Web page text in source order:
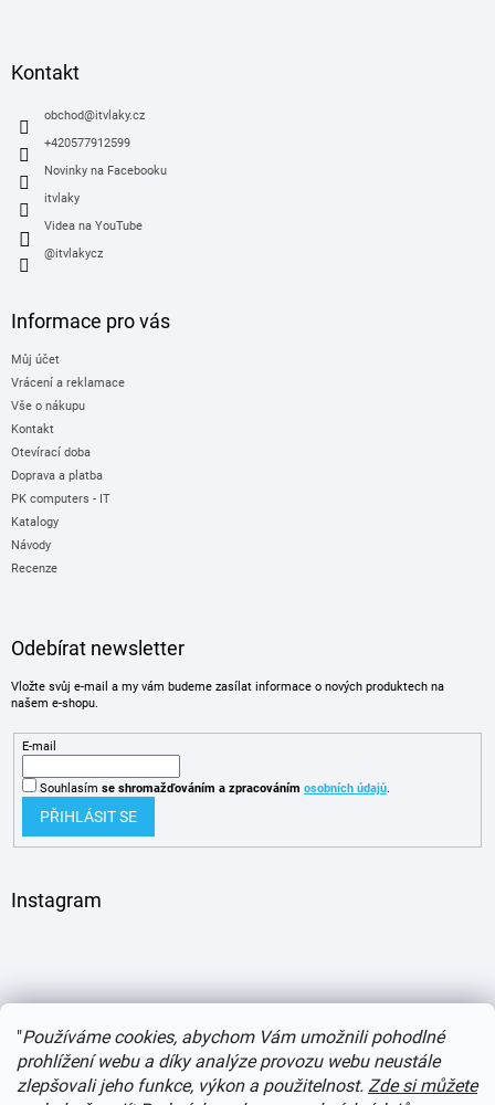
"Používáme cookies, abychom Vám umožnili pohodlné
prohlížení webu a díky analýze provozu webu neustále
zlepšovali jeho funkce, výkon a použitelnost. Zde si můžete
Kontakt
obchod@itvlaky.cz
+420577912599
Novinky na Facebooku
itvlaky
Videa na YouTube
@itvlakycz
Informace pro vás
Můj účet
Vrácení a reklamace
Vše o nákupu
Kontakt
Otevírací doba
Doprava a platba
PK computers - IT
Katalogy
Návody
Recenze
Odebírat newsletter
Vložte svůj e-mail a my vám budeme zasílat informace o nových produktech na
našem e-shopu.
E-mail
Souhlasím se shromažďováním a zpracováním osobních údajů.
PŘIHLÁSIT SE
Instagram